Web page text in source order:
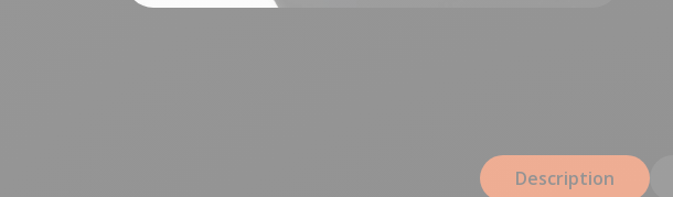
Description